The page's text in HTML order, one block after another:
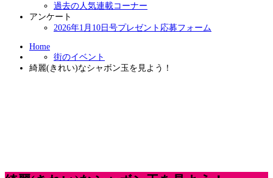
過去の人気連載コーナー
アンケート
2026年1月10日号プレゼント応募フォーム
Home
街のイベント
綺麗(きれい)なシャボン玉を見よう！